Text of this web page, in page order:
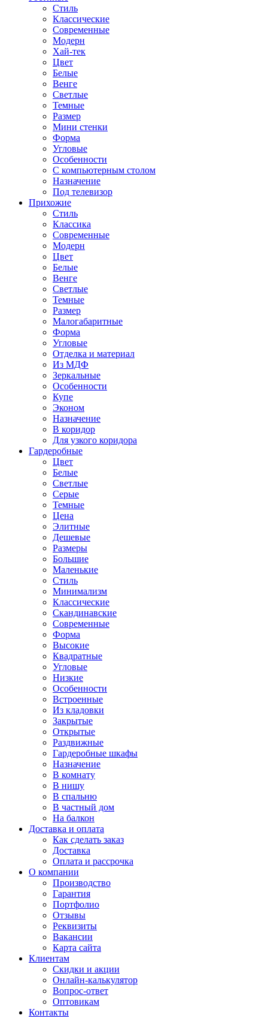
Стиль
Классические
Современные
Модерн
Хай-тек
Цвет
Белые
Венге
Светлые
Темные
Размер
Мини стенки
Форма
Угловые
Особенности
С компьютерным столом
Назначение
Под телевизор
Прихожие
Стиль
Классика
Современные
Модерн
Цвет
Белые
Венге
Светлые
Темные
Размер
Малогабаритные
Форма
Угловые
Отделка и материал
Из МДФ
Зеркальные
Особенности
Купе
Эконом
Назначение
В коридор
Для узкого коридора
Гардеробные
Цвет
Белые
Светлые
Серые
Темные
Цена
Элитные
Дешевые
Размеры
Большие
Маленькие
Стиль
Минимализм
Классические
Скандинавские
Современные
Форма
Высокие
Квадратные
Угловые
Низкие
Особенности
Встроенные
Из кладовки
Закрытые
Открытые
Раздвижные
Гардеробные шкафы
Назначение
В комнату
В нишу
В спальню
В частный дом
На балкон
Доставка и оплата
Как сделать заказ
Доставка
Оплата и рассрочка
О компании
Производство
Гарантия
Портфолио
Отзывы
Реквизиты
Вакансии
Карта сайта
Клиентам
Скидки и акции
Онлайн-калькулятор
Вопрос-ответ
Оптовикам
Контакты